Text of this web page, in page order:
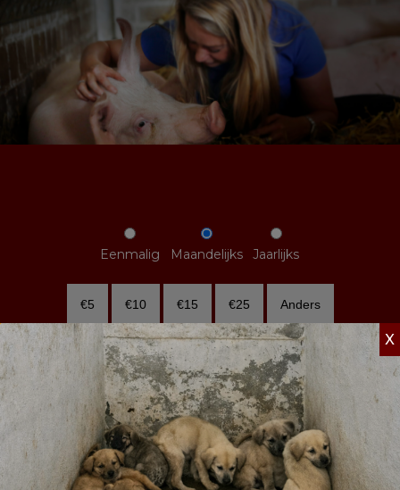
Eenmalig Maandelijks Jaarlijks
€5 €10 €15 €25 Anders
Doneer
X